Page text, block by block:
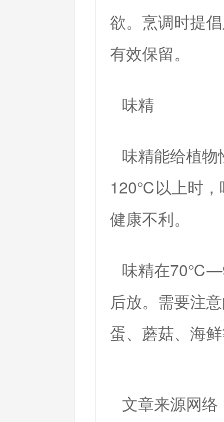
欲。烹调时提
有效保留。
味精
味精能给植
120℃以上时，
健康不利。
味精在
后放。需要注
蛋、蘑菇、海
文章来源网